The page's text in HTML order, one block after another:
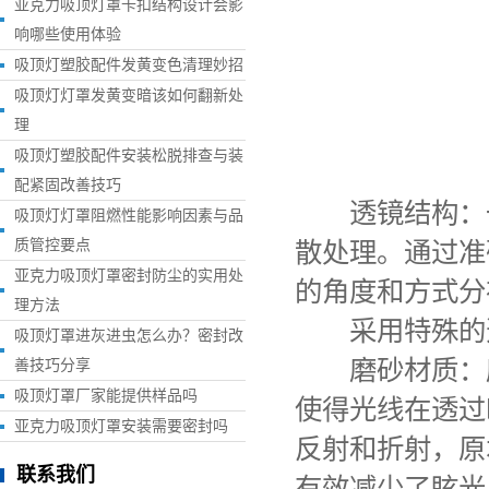
亚克力吸顶灯罩卡扣结构设计会影
响哪些使用体验
吸顶灯塑胶配件发黄变色清理妙招
吸顶灯灯罩发黄变暗该如何翻新处
理
吸顶灯塑胶配件安装松脱排查与装
配紧固改善技巧
吸顶灯灯罩阻燃性能影响因素与品
质管控要点
亚克力吸顶灯罩密封防尘的实用处
理方法
吸顶灯罩进灰进虫怎么办？密封改
善技巧分享
吸顶灯罩厂家能提供样品吗
亚克力吸顶灯罩安装需要密封吗
联系我们
透镜结构：
散处理。通过
的角度和方式
采用特殊的
磨砂材质：
使得光线在透
反射和折射，